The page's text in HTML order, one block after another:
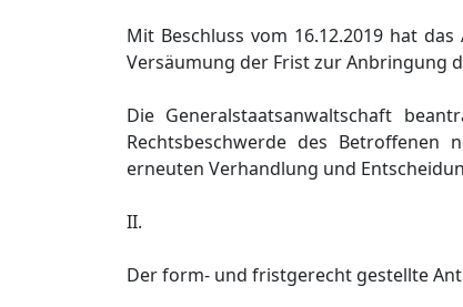
Mit Beschluss vom 16.12.2019 hat
Versäumung der Frist zur Anbringung
Die Generalstaatsanwaltschaft
Rechtsbeschwerde des
erneuten Verhandlung und
II.
Der form- und fristgerecht gestellte